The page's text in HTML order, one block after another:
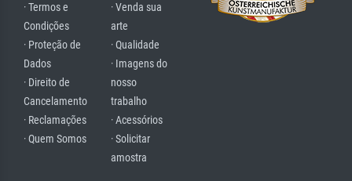
· Termos e
Condições
· Proteção de
Dados
· Direito de
Cancelamento
· Reclamações
· Quem Somos
· Venda sua
arte
· Qualidade
· Imagens do
nosso
trabalho
· Acessórios
· Solicitar
amostra